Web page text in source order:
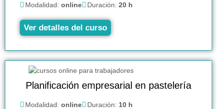
Modalidad: online Duración: 20 h
Ver detalles del curso
Planificación empresarial en pastelería
Modalidad: online Duración: 10 h